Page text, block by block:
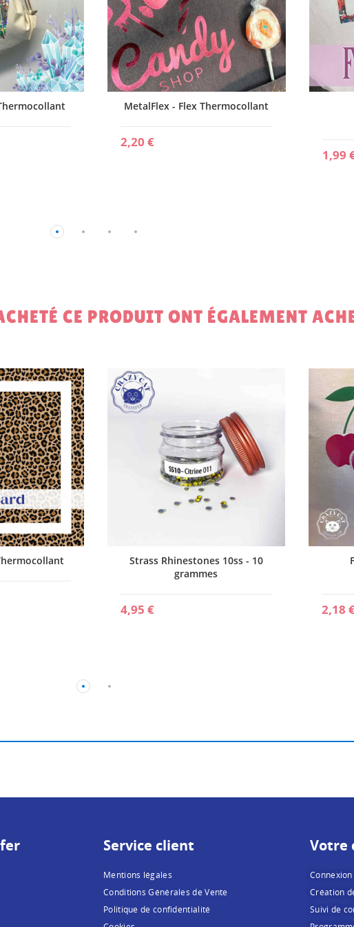
MetalFlex - Flex Thermocollant
2,20 €
1,99
CE PRODUIT ONT ÉGALEMENT
Strass Rhinestones 10ss - 10
grammes
4,95 € 2,18
Service client
Mentions légales
Conditions Générales de Vente
Politique de confidentialité
Votre
Connexion
Création
Suivi de